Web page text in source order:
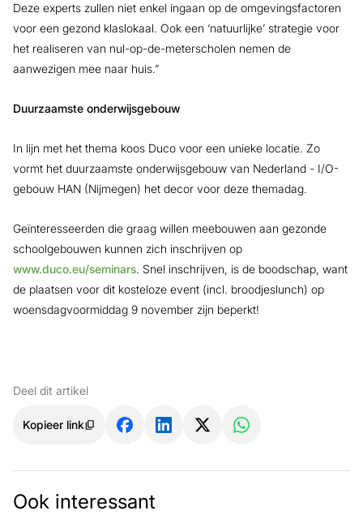
Deze experts zullen niet enkel ingaan op de omgevingsfactoren
voor een gezond klaslokaal. Ook een ‘natuurlijke’ strategie voor
het realiseren van nul-op-de-meterscholen nemen de
aanwezigen mee naar huis.”
Duurzaamste onderwijsgebouw
In lijn met het thema koos Duco voor een unieke locatie. Zo
vormt het duurzaamste onderwijsgebouw van Nederland - I/O-
gebouw HAN (Nijmegen) het decor voor deze themadag.
Geïnteresseerden die graag willen meebouwen aan gezonde
schoolgebouwen kunnen zich inschrijven op
www.duco.eu/seminars. Snel inschrijven, is de boodschap, want
de plaatsen voor dit kosteloze event (incl. broodjeslunch) op
woensdagvoormiddag 9 november zijn beperkt!
Deel dit artikel
Kopieer link
Ook interessant